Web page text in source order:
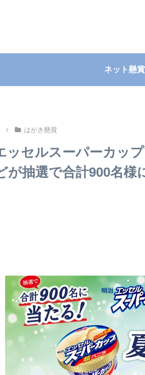
ネット懸賞
はがき懸賞
ッセルスーパーカッ
が抽選で合計900名様